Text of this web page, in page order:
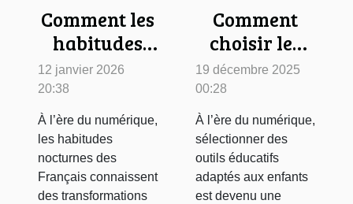
Comment les
habitudes
nocturnes
des Français
évoluent
avec le
numérique
12 janvier 2026
20:38
À l’ère du numérique,
les habitudes
nocturnes des
Français connaissent
des transformations
Comment
choisir les
meilleurs
éducatifs
numériques
pour enfants
?
19 décembre 2025
00:28
À l’ère du numérique,
sélectionner des
outils éducatifs
adaptés aux enfants
est devenu une